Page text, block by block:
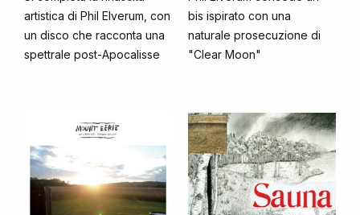
artistica di Phil Elverum, con
un disco che racconta una
spettrale post-Apocalisse
bis ispirato con una
naturale prosecuzione di
"Clear Moon"